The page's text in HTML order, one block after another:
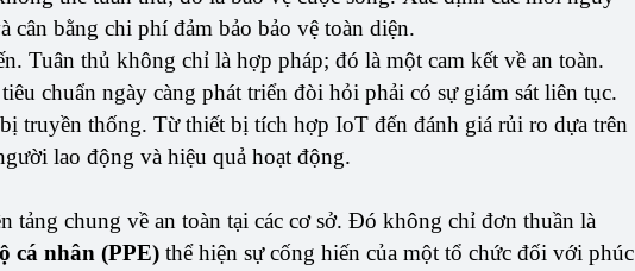
cân bằng chi phí đảm bảo bảo vệ toàn diện.
Tuân thủ không chỉ là hợp pháp; đó là một cam kết về an toàn.
chuẩn ngày càng phát triển đòi hỏi phải có sự giám sát liên tục.
truyền thống. Từ thiết bị tích hợp IoT đến đánh giá rủi ro dựa trên
lao động và hiệu quả hoạt động.
tảng chung về an toàn tại các cơ sở. Đó không chỉ đơn thuần là
cá nhân (PPE) thể hiện sự cống hiến của một tổ chức đối với phúc